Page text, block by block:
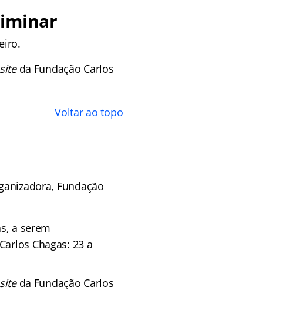
siteda Fundação Carlos
Voltar ao topo
Fundação
a serem
Chagas: 23 a
siteda Fundação Carlos